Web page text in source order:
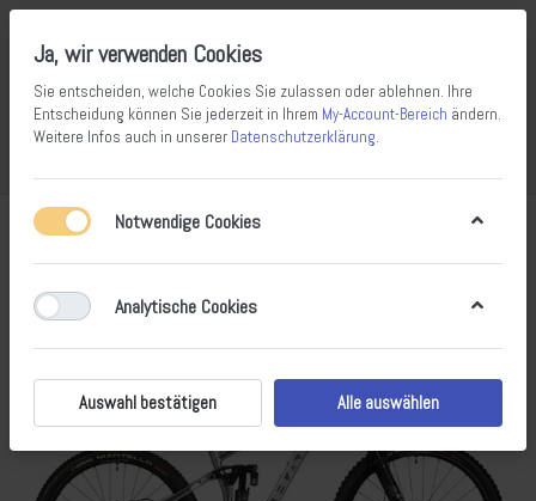
Ja, wir verwenden Cookies
Sie entscheiden, welche Cookies Sie zulassen oder ablehnen. Ihre
Entscheidung können Sie jederzeit in Ihrem My-Account-Bereich ändern.
Weitere Infos auch in unserer Datenschutzerklärung.
Notwendige Cookies
Analytische Cookies
Auswahl bestätigen Alle auswählen